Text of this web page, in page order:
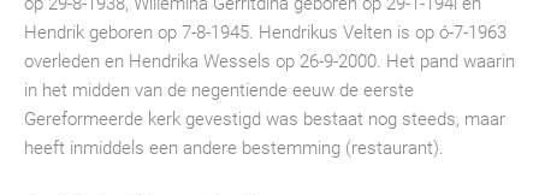
Hendrik geboren op 7-8-1945. Hendrikus Velten is op ó-7-1963
overleden en Hendrika Wessels op 26-9-2000. Het pand waarin
in het midden van de negentiende eeuw de eerste
Gereformeerde kerk gevestigd was bestaat nog steeds, maar
heeft inmiddels een andere bestemming (restaurant).